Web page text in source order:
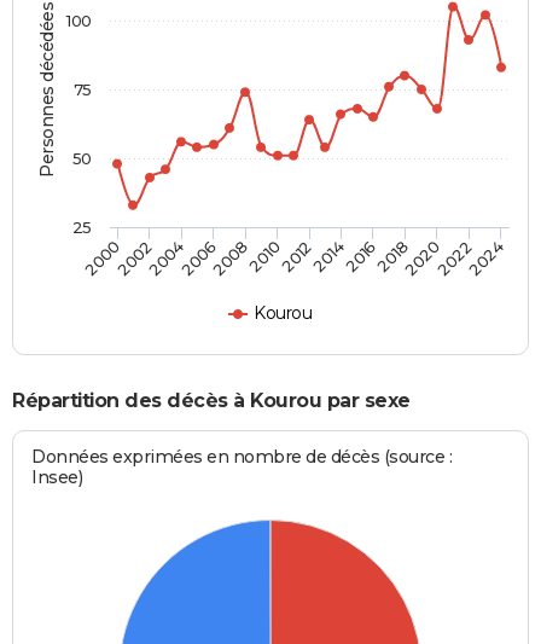
Personnes décédées
Kourou
2000200220042006200820102012201420162018202020222024
25
50
75
100
Répartition des décès à Kourou par sexe
Données exprimées en nombre de décès (source :
Insee)